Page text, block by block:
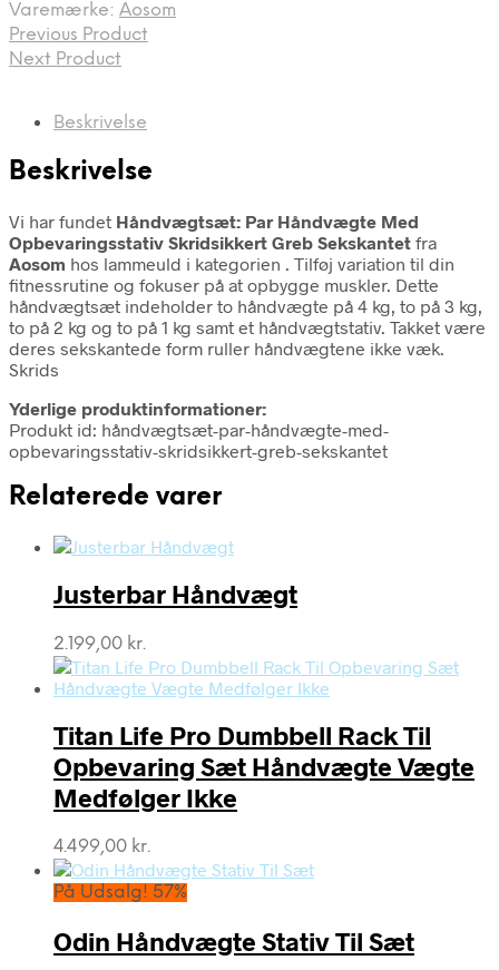
Varemærke: Aosom
Previous Product
Next Product
Beskrivelse
Beskrivelse
Vi har fundet Håndvægtsæt: Par Håndvægte Med
Opbevaringsstativ Skridsikkert Greb Sekskantet fra
Aosom hos lammeuld i kategorien . Tilføj variation til din
fitnessrutine og fokuser på at opbygge muskler. Dette
håndvægtsæt indeholder to håndvægte på 4 kg, to på 3 kg,
to på 2 kg og to på 1 kg samt et håndvægtstativ. Takket være
deres sekskantede form ruller håndvægtene ikke væk.
Skrids
Yderlige produktinformationer:
Produkt id: håndvægtsæt-par-håndvægte-med-
opbevaringsstativ-skridsikkert-greb-sekskantet
Relaterede varer
Justerbar Håndvægt
2.199,00 kr.
Titan Life Pro Dumbbell Rack Til
Opbevaring Sæt Håndvægte Vægte
Medfølger Ikke
4.499,00 kr.
På Udsalg! 57%
Odin Håndvægte Stativ Til Sæt